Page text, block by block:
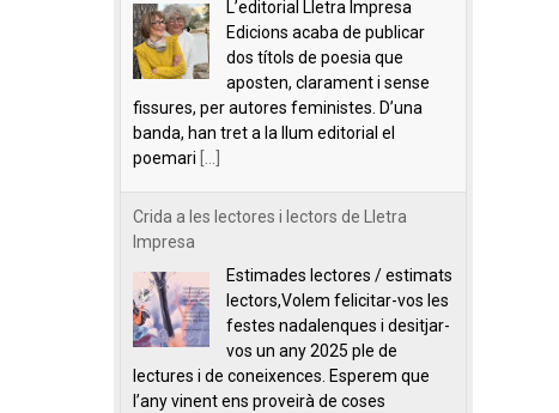
L’editorial Lletra Impresa
Edicions acaba de publicar
dos títols de poesia que
aposten, clarament i sense
fissures, per autores feministes. D’una
banda, han tret a la llum editorial el
poemari
Crida a les lectores i lectors de Lletra
Impresa
Estimades lectores / estimats
lectors,Volem felicitar-vos les
festes nadalenques i desitjar-
vos un any 2025 ple de
lectures i de coneixences. Esperem que
l’any vinent ens proveirà de coses